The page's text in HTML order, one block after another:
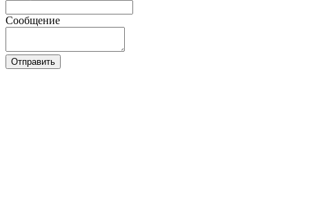
Сообщение
Отправить